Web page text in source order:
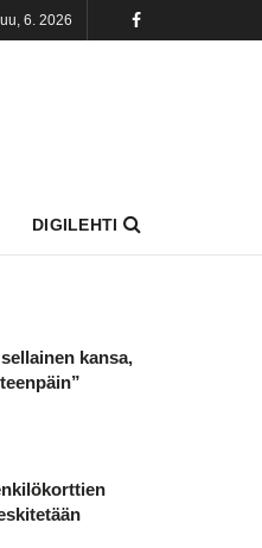
6. 2026
DIGILEHTI
kansa,